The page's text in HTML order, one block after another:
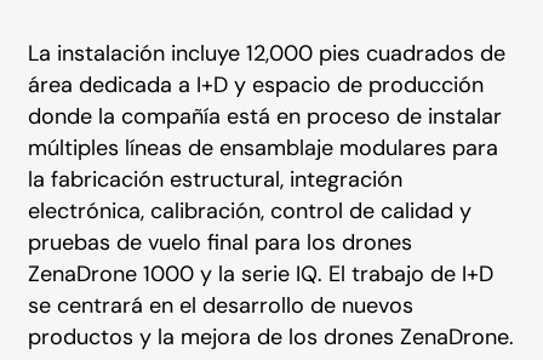
La instalación incluye 12,000 pies cuadrados de
área dedicada a I+D y espacio de producción
donde la compañía está en proceso de instalar
múltiples líneas de ensamblaje modulares para
la fabricación estructural, integración
electrónica, calibración, control de calidad y
pruebas de vuelo final para los drones
ZenaDrone 1000 y la serie IQ. El trabajo de I+D
se centrará en el desarrollo de nuevos
productos y la mejora de los drones ZenaDrone.